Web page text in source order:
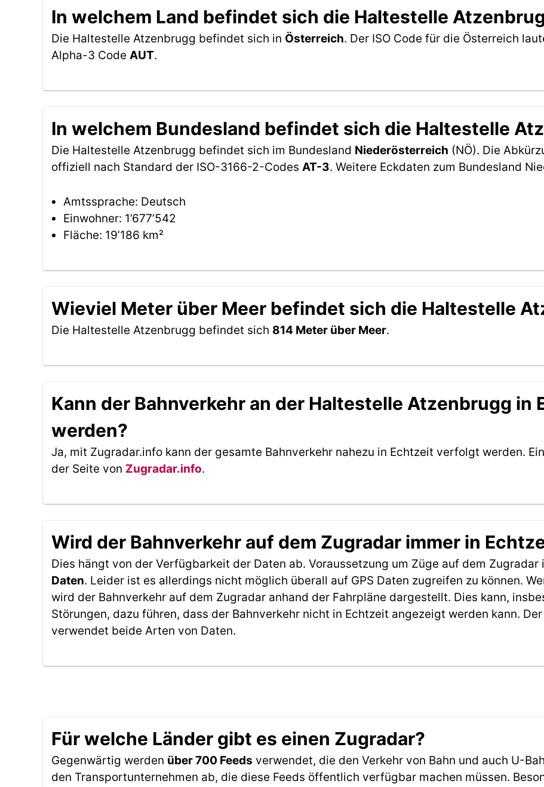
In welchem Land befindet sich die Haltestelle
Die Haltestelle Atzenbrugg befindet sich in Österreich. Der ISO Code für die Österreich
Alpha-3 Code AUT.
In welchem Bundesland befindet sich die Haltestelle
Die Haltestelle Atzenbrugg befindet sich im Bundesland Niederösterreich (NÖ). Die
offiziell nach Standard der ISO-3166-2-Codes AT-3. Weitere Eckdaten zum Bundesland
Amtssprache: Deutsch
Einwohner: 1’677’542
Fläche: 19’186 km²
Wieviel Meter über Meer befindet sich die Haltestelle
Die Haltestelle Atzenbrugg befindet sich 814 Meter über Meer.
Kann der Bahnverkehr an der Haltestelle Atzenbrugg in
werden?
Ja, mit Zugradar.info kann der gesamte Bahnverkehr nahezu in Echtzeit verfolgt werden.
der Seite von Zugradar.info.
Wird der Bahnverkehr auf dem Zugradar immer in
Dies hängt von der Verfügbarkeit der Daten ab. Voraussetzung um Züge auf dem Zugradar
Daten. Leider ist es allerdings nicht möglich überall auf GPS Daten zugreifen zu können.
wird der Bahnverkehr auf dem Zugradar anhand der Fahrpläne dargestellt. Dies kann,
Störungen, dazu führen, dass der Bahnverkehr nicht in Echtzeit angezeigt werden kann.
verwendet beide Arten von Daten.
Für welche Länder gibt es einen Zugradar?
Gegenwärtig werden über 700 Feeds verwendet, die den Verkehr von Bahn und auch U-
den Transportunternehmen ab, die diese Feeds öffentlich verfügbar machen müssen.